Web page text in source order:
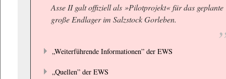
Asse II galt offiziell als »Pilotprojekt« für das geplante
große Endlager im Salzstock Gorleben.
„Weiterführende Informationen” der EWS
„Quellen” der EWS